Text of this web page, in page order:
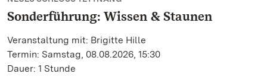
Sonderführung: Wissen & Staunen
Veranstaltung mit: Brigitte Hille
Termin: Samstag, 08.08.2026, 15:30
Dauer: 1 Stunde